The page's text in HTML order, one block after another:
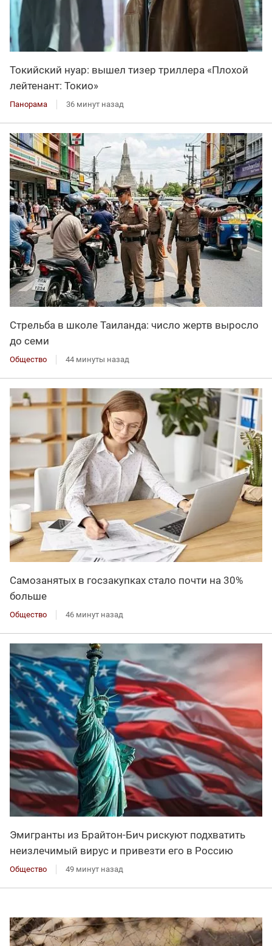
Токийский нуар: вышел тизер триллера «Плохой
лейтенант: Токио»
Панорама 36 минут назад
Стрельба в школе Таиланда: число жертв выросло
до семи
Общество 44 минуты назад
Самозанятых в госзакупках стало почти на 30%
больше
Общество 46 минут назад
Эмигранты из Брайтон-Бич рискуют подхватить
неизлечимый вирус и привезти его в Россию
Общество 49 минут назад